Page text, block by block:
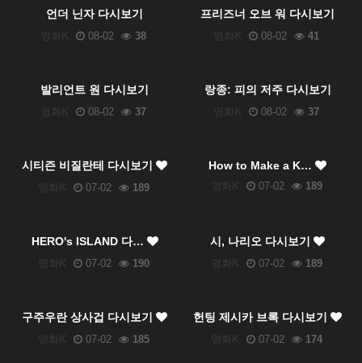
언더 닌자 다시보기
08-02 38
프리즈너 오브 워 다시보기
08-02 41
발리언트 원 다시보기
08-02 37
랑종: 피의 저주 다시보기
08-02 37
시티즌 비질란테 다시보기
07-02 189
How to Make a K…
07-02 189
HERO's ISLAND 다…
07-02 190
시, 나리오 다시보기
07-02 189
구주우란 상사겁 다시보기
07-02 185
헌팅 제시카 브록 다시보기
07-02 174